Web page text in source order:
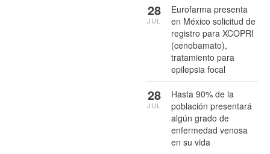
Eurofarma presenta
en México solicitud de
registro para XCOPRI
(cenobamato),
tratamiento para
epilepsia focal
28
JUL
Hasta 90% de la
población presentará
algún grado de
enfermedad venosa
en su vida
28
JUL